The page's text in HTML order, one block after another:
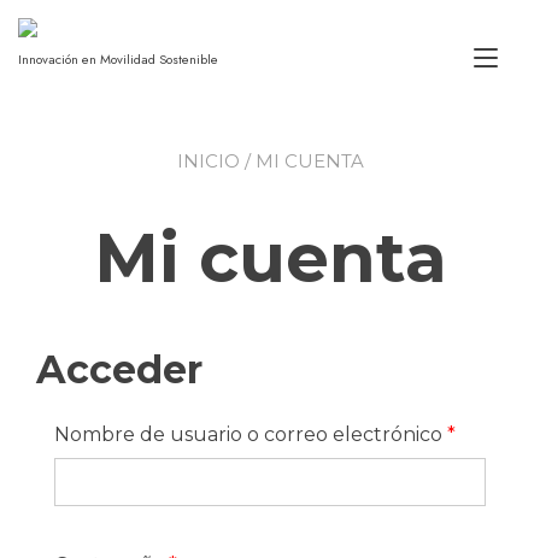
Innovación en Movilidad Sostenible
INICIO / MI CUENTA
Mi cuenta
Acceder
Nombre de usuario o correo electrónico *